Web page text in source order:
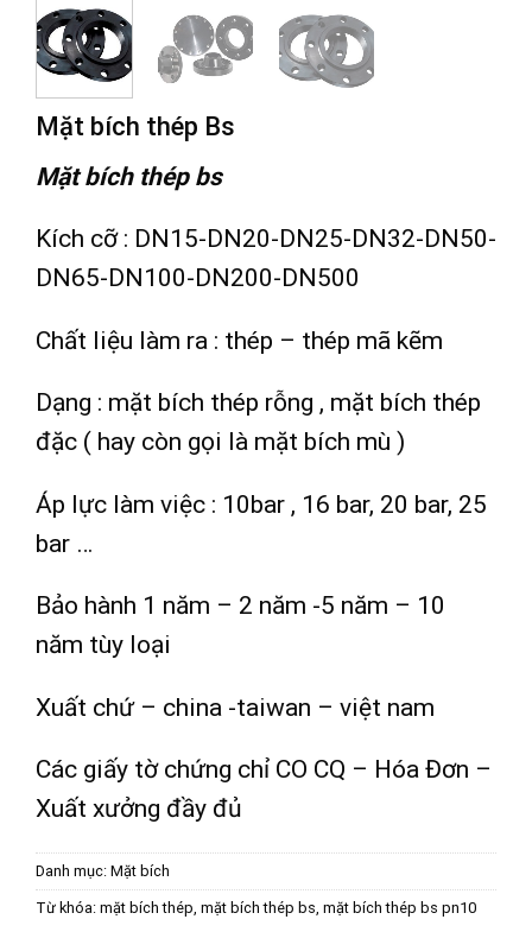
Mặt bích thép Bs
Mặt bích thép bs
Kích cỡ : DN15-DN20-DN25-DN32-DN50-
DN65-DN100-DN200-DN500
Chất liệu làm ra : thép – thép mã kẽm
Dạng : mặt bích thép rỗng , mặt bích thép
đặc ( hay còn gọi là mặt bích mù )
Áp lực làm việc : 10bar , 16 bar, 20 bar, 25
bar …
Bảo hành 1 năm – 2 năm -5 năm – 10
năm tùy loại
Xuất chứ – china -taiwan – việt nam
Các giấy tờ chứng chỉ CO CQ – Hóa Đơn –
Xuất xưởng đầy đủ
Danh mục: Mặt bích
Từ khóa: mặt bích thép mặt bích thép bs mặt bích thép bs pn10